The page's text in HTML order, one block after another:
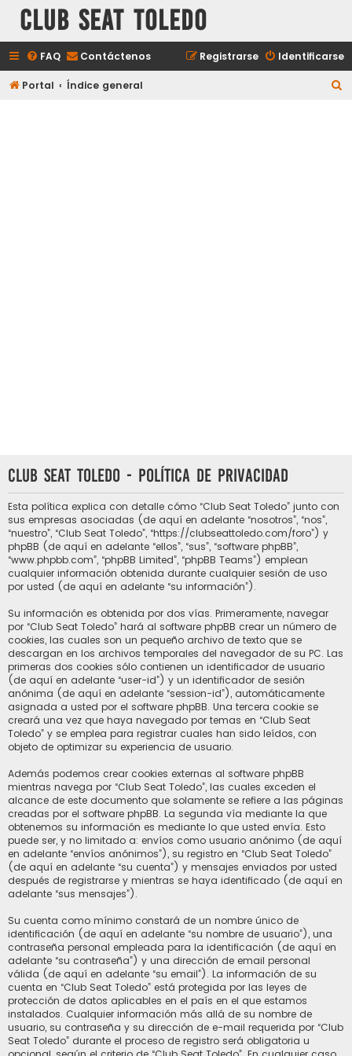
Club Seat Toledo
FAQ Contáctenos Identificarse
Registrarse
Portal Índice general
Club Seat Toledo - Política de privacidad
Esta política explica con detalle cómo “Club Seat Toledo” junto con
sus empresas asociadas (de aquí en adelante “nosotros”, “nos”,
“nuestro”, “Club Seat Toledo”, “https://clubseattoledo.com/foro”) y
phpBB (de aquí en adelante “ellos”, “sus”, “software phpBB”,
“www.phpbb.com”, “phpBB Limited”, “phpBB Teams”) emplean
cualquier información obtenida durante cualquier sesión de uso
por usted (de aquí en adelante “su información”).
Su información es obtenida por dos vías. Primeramente, navegar
por “Club Seat Toledo” hará al software phpBB crear un número de
cookies, las cuales son un pequeño archivo de texto que se
descargan en los archivos temporales del navegador de su PC. Las
primeras dos cookies sólo contienen un identificador de usuario
(de aquí en adelante “user-id”) y un identificador de sesión
anónima (de aquí en adelante “session-id”), automáticamente
asignada a usted por el software phpBB. Una tercera cookie se
creará una vez que haya navegado por temas en “Club Seat
Toledo” y se emplea para registrar cuales han sido leídos, con
objeto de optimizar su experiencia de usuario.
Además podemos crear cookies externas al software phpBB
mientras navega por “Club Seat Toledo”, las cuales exceden el
alcance de este documento que solamente se refiere a las páginas
creadas por el software phpBB. La segunda vía mediante la que
obtenemos su información es mediante lo que usted envía. Esto
puede ser, y no limitado a: envíos como usuario anónimo (de aquí
en adelante “envíos anónimos”), su registro en “Club Seat Toledo”
(de aquí en adelante “su cuenta”) y mensajes enviados por usted
después de registrarse y mientras se haya identificado (de aquí en
adelante “sus mensajes”).
Su cuenta como mínimo constará de un nombre único de
identificación (de aquí en adelante “su nombre de usuario”), una
contraseña personal empleada para la identificación (de aquí en
adelante “su contraseña”) y una dirección de email personal
válida (de aquí en adelante “su email”). La información de su
cuenta en “Club Seat Toledo” está protegida por las leyes de
protección de datos aplicables en el país en el que estamos
instalados. Cualquier información más allá de su nombre de
usuario, su contraseña y su dirección de e-mail requerida por “Club
Seat Toledo” durante el proceso de registro será obligatoria u